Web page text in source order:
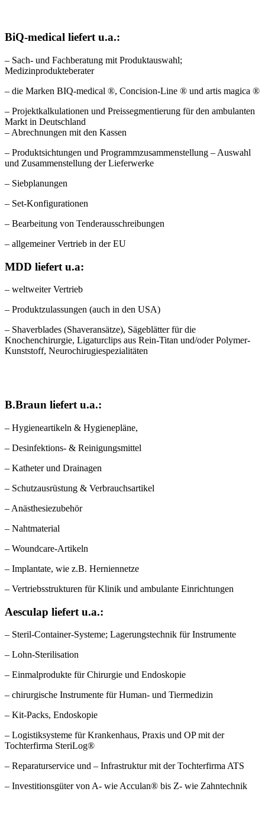
BiQ-medical liefert u.a.:
– Sach- und Fachberatung mit Produktauswahl;
Medizinprodukteberater
– die Marken BIQ-medical ®, Concision-Line ® und artis magica ®
– Projektkalkulationen und Preissegmentierung für den ambulanten
Markt in Deutschland
– Abrechnungen mit den Kassen
– Produktsichtungen und Programmzusammenstellung – Auswahl
und Zusammenstellung der Lieferwerke
– Siebplanungen
– Set-Konfigurationen
– Bearbeitung von Tenderausschreibungen
– allgemeiner Vertrieb in der EU
MDD liefert u.a:
– weltweiter Vertrieb
– Produktzulassungen (auch in den USA)
– Shaverblades (Shaveransätze), Sägeblätter für die
Knochenchirurgie, Ligaturclips aus Rein-Titan und/oder Polymer-
Kunststoff, Neurochirugiespezialitäten
B.Braun liefert u.a.:
– Hygieneartikeln & Hygienepläne,
– Desinfektions- & Reinigungsmittel
– Katheter und Drainagen
– Schutzausrüstung & Verbrauchsartikel
– Anästhesiezubehör
– Nahtmaterial
– Woundcare-Artikeln
– Implantate, wie z.B. Herniennetze
– Vertriebsstrukturen für Klinik und ambulante Einrichtungen
Aesculap liefert u.a.:
– Steril-Container-Systeme; Lagerungstechnik für Instrumente
– Lohn-Sterilisation
– Einmalprodukte für Chirurgie und Endoskopie
– chirurgische Instrumente für Human- und Tiermedizin
– Kit-Packs, Endoskopie
– Logistiksysteme für Krankenhaus, Praxis und OP mit der
Tochterfirma SteriLog®
– Reparaturservice und – Infrastruktur mit der Tochterfirma ATS
– Investitionsgüter von A- wie Acculan® bis Z- wie Zahntechnik